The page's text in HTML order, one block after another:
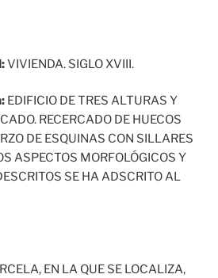
VIVIENDA. SIGLO XVIII.
EDIFICIO DE TRES ALTURAS Y
RECERCADO DE HUECOS
DE ESQUINAS CON SILLARES
ASPECTOS MORFOLÓGICOS Y
SE HA ADSCRITO AL
EN LA QUE SE LOCALIZA,